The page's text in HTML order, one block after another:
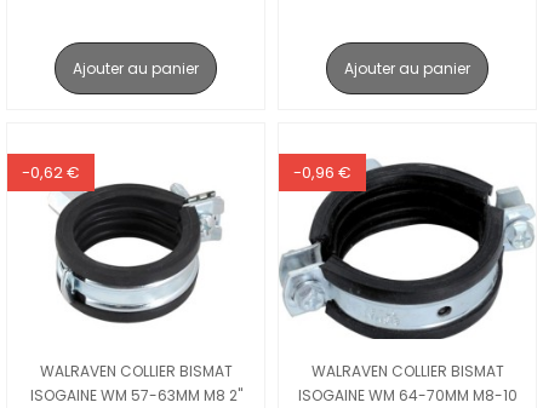
Ajouter au panier Ajouter au panier
WALRAVEN COLLIER BISMAT
ISOGAINE WM 57-63MM M8 2"
-0,62 €
WALRAVEN COLLIER BISMAT
ISOGAINE WM 64-70MM M8-10
-0,96 €